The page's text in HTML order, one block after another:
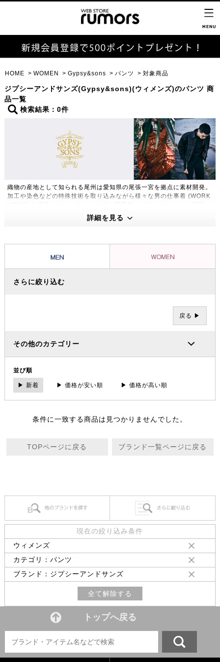
HOME WOMEN Gypsy&sons パンツ 対象商品
ジプシーアンドサンズ(Gypsy&sons)(ウィメンズ)のパンツ 商
品一覧
検索結果：0件
織物の産地として知られる尾州は愛知県の尾張一宮を拠点に素材開発。
加工や染色などの特殊技術を取り込みながら様々な男の仕事着 (WORK
し、WORK STYLEとDRESS STYLE の両立をキーに独自の世界観を
創造する。ユーロカジュアルが持つ都会的なシルエットと1つにするこ
詳細を見る
さらに絞り込む
戻る ▶
その他のカテゴリー
並び順
▶ 新着 ▶ 価格が安い順 ▶ 価格が高い順
条件に一致する商品は見つかりませんでした。
TOPページに戻る ブランド一覧ページに戻る
現在の絞り込み条件
ウィメンズ
カテゴリ：パンツ
ブランド：ジプシーアンドサンズ
全て解除する
トップへ戻る